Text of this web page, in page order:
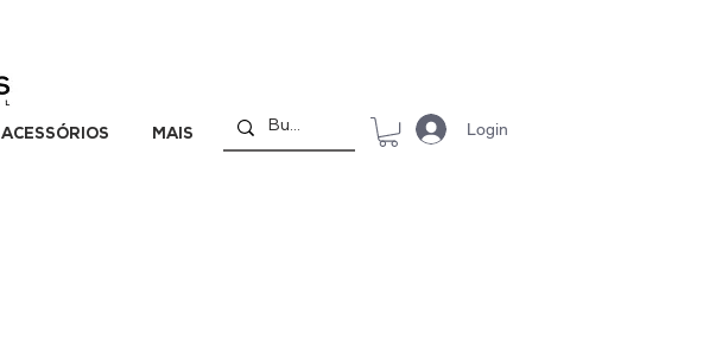
ACESSÓRIOS MAIS Login